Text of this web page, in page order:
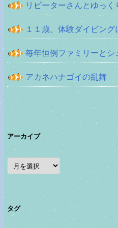
リピーターさんとゆっく
１１歳、体験ダイビング
毎年恒例ファミリーとシ
アカネハナゴイの乱舞
アーカイブ
ア
ー
カ
タグ